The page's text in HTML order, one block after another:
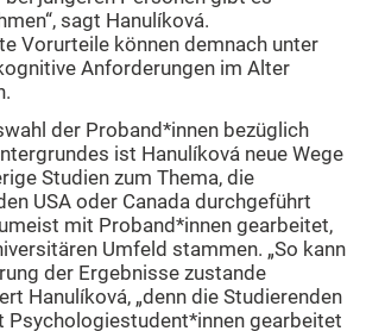
sagt Hanulíková.
Vorurteile können demnach unter
Anforderungen im Alter
der Proband*innen bezüglich
ist Hanulíková neue Wege
Studien zum Thema, die
USA oder Canada durchgeführt
mit Proband*innen gearbeitet,
Umfeld stammen. „So kann
der Ergebnisse zustande
Hanulíková, „denn die Studierenden
Psychologiestudent*innen gearbeitet